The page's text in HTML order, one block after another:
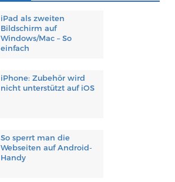
iPad als zweiten
Bildschirm auf
Windows/Mac – So
einfach
iPhone: Zubehör wird
nicht unterstützt auf iOS
So sperrt man die
Webseiten auf Android-
Handy